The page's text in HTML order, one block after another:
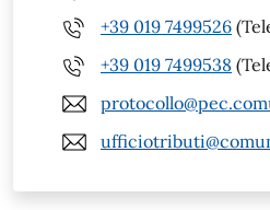
+39 019 7499526
+39 019 7499538